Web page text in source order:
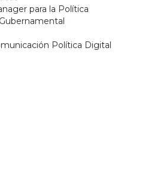
para la Política
Política Digital